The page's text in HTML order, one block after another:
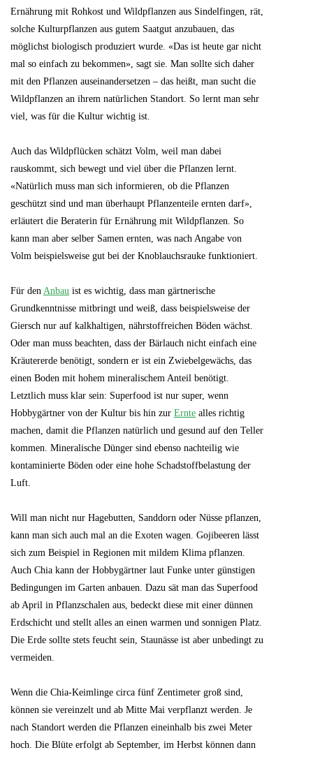
Ernährung mit Rohkost und Wildpflanzen aus Sindelfingen, rät,
solche Kulturpflanzen aus gutem Saatgut anzubauen, das
möglichst biologisch produziert wurde. «Das ist heute gar nicht
mal so einfach zu bekommen», sagt sie. Man sollte sich daher
mit den Pflanzen auseinandersetzen – das heißt, man sucht die
Wildpflanzen an ihrem natürlichen Standort. So lernt man sehr
viel, was für die Kultur wichtig ist.
Auch das Wildpflücken schätzt Volm, weil man dabei
rauskommt, sich bewegt und viel über die Pflanzen lernt.
«Natürlich muss man sich informieren, ob die Pflanzen
geschützt sind und man überhaupt Pflanzenteile ernten darf»,
erläutert die Beraterin für Ernährung mit Wildpflanzen. So
kann man aber selber Samen ernten, was nach Angabe von
Volm beispielsweise gut bei der Knoblauchsrauke funktioniert.
Für den Anbau ist es wichtig, dass man gärtnerische
Grundkenntnisse mitbringt und weiß, dass beispielsweise der
Giersch nur auf kalkhaltigen, nährstoffreichen Böden wächst.
Oder man muss beachten, dass der Bärlauch nicht einfach eine
Kräutererde benötigt, sondern er ist ein Zwiebelgewächs, das
einen Boden mit hohem mineralischem Anteil benötigt.
Letztlich muss klar sein: Superfood ist nur super, wenn
Hobbygärtner von der Kultur bis hin zur Ernte alles richtig
machen, damit die Pflanzen natürlich und gesund auf den Teller
kommen. Mineralische Dünger sind ebenso nachteilig wie
kontaminierte Böden oder eine hohe Schadstoffbelastung der
Luft.
Will man nicht nur Hagebutten, Sanddorn oder Nüsse pflanzen,
kann man sich auch mal an die Exoten wagen. Gojibeeren lässt
sich zum Beispiel in Regionen mit mildem Klima pflanzen.
Auch Chia kann der Hobbygärtner laut Funke unter günstigen
Bedingungen im Garten anbauen. Dazu sät man das Superfood
ab April in Pflanzschalen aus, bedeckt diese mit einer dünnen
Erdschicht und stellt alles an einen warmen und sonnigen Platz.
Die Erde sollte stets feucht sein, Staunässe ist aber unbedingt zu
vermeiden.
Wenn die Chia-Keimlinge circa fünf Zentimeter groß sind,
können sie vereinzelt und ab Mitte Mai verpflanzt werden. Je
nach Standort werden die Pflanzen eineinhalb bis zwei Meter
hoch. Die Blüte erfolgt ab September, im Herbst können dann